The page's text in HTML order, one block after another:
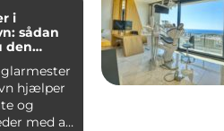
i
sådan
den
hjælper
og
med alt